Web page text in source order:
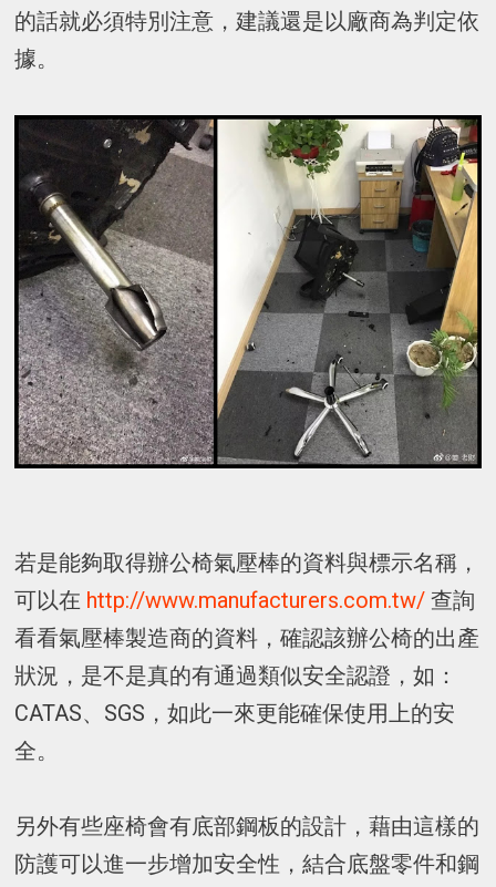
的話就必須特別注意，建議還是以廠商為判定依
據。
若是能夠取得辦公椅氣壓棒的資料與標示名稱，
可以在 http://www.manufacturers.com.tw/ 查詢
看看氣壓棒製造商的資料，確認該辦公椅的出產
狀況，是不是真的有通過類似安全認證，如：
CATAS、SGS，如此一來更能確保使用上的安
全。
另外有些座椅會有底部鋼板的設計，藉由這樣的
防護可以進一步增加安全性，結合底盤零件和鋼